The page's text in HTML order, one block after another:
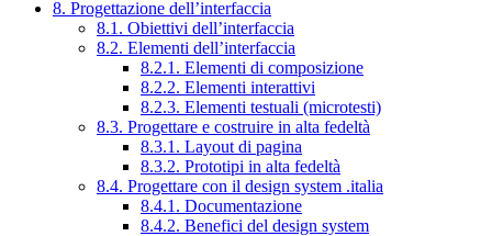
8. Progettazione dell’interfaccia
8.1. Obiettivi dell’interfaccia
8.2. Elementi dell’interfaccia
8.2.1. Elementi di composizione
8.2.2. Elementi interattivi
8.2.3. Elementi testuali (microtesti)
8.3. Progettare e costruire in alta fedeltà
8.3.1. Layout di pagina
8.3.2. Prototipi in alta fedeltà
8.4. Progettare con il design system .italia
8.4.1. Documentazione
8.4.2. Benefici del design system